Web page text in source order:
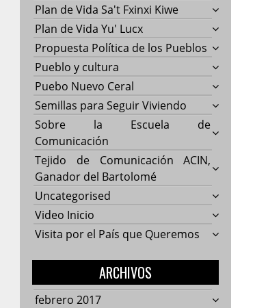
Plan de Vida Sa't Fxinxi Kiwe
Plan de Vida Yu' Lucx
Propuesta Política de los Pueblos
Pueblo y cultura
Puebo Nuevo Ceral
Semillas para Seguir Viviendo
Sobre la Escuela de
Comunicación
Tejido de Comunicación ACIN,
Ganador del Bartolomé
Uncategorised
Video Inicio
Visita por el País que Queremos
ARCHIVOS
febrero 2017